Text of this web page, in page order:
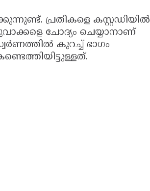
പ്രതികളെ കസ്റ്റഡിയിൽ
ചോദ്യം ചെയ്യാനാണ്
കുറച്ച് ഭാഗം